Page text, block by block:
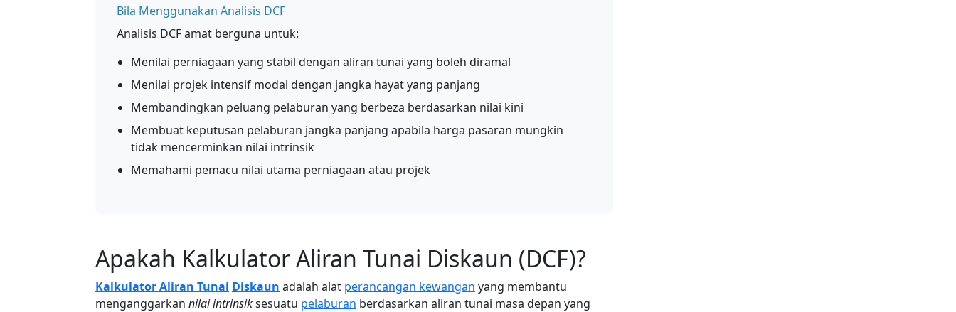
Bila Menggunakan Analisis DCF
Analisis DCF amat berguna untuk:
Menilai perniagaan yang stabil dengan aliran tunai yang boleh diramal
Menilai projek intensif modal dengan jangka hayat yang panjang
Membandingkan peluang pelaburan yang berbeza berdasarkan nilai kini
Membuat keputusan pelaburan jangka panjang apabila harga pasaran mungkin
tidak mencerminkan nilai intrinsik
Memahami pemacu nilai utama perniagaan atau projek
Apakah Kalkulator Aliran Tunai Diskaun (DCF)?
Kalkulator Aliran Tunai Diskaun adalah alat perancangan kewangan yang membantu
menganggarkan nilai intrinsiksesuatu pelaburan berdasarkan aliran tunai masa depan yang